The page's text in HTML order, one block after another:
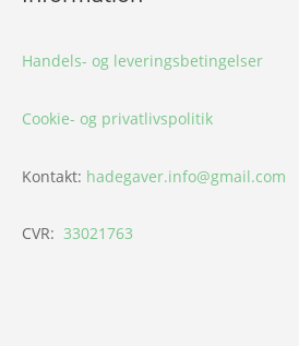
Handels- og leveringsbetingelser
Cookie- og privatlivspolitik
Kontakt: hadegaver.info@gmail.com
CVR: 33021763